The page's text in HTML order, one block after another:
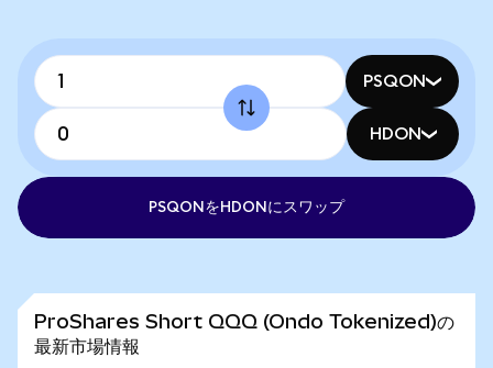
PSQON
HDON
PSQONをHDONにスワップ
ProShares Short QQQ (Ondo Tokenized)の
最新市場情報